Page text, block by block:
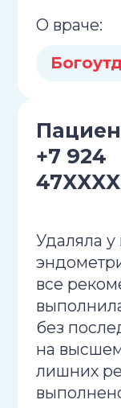
Желаю
успешной
О враче:
+7 924
Удаляла у
все
без
на
лишних